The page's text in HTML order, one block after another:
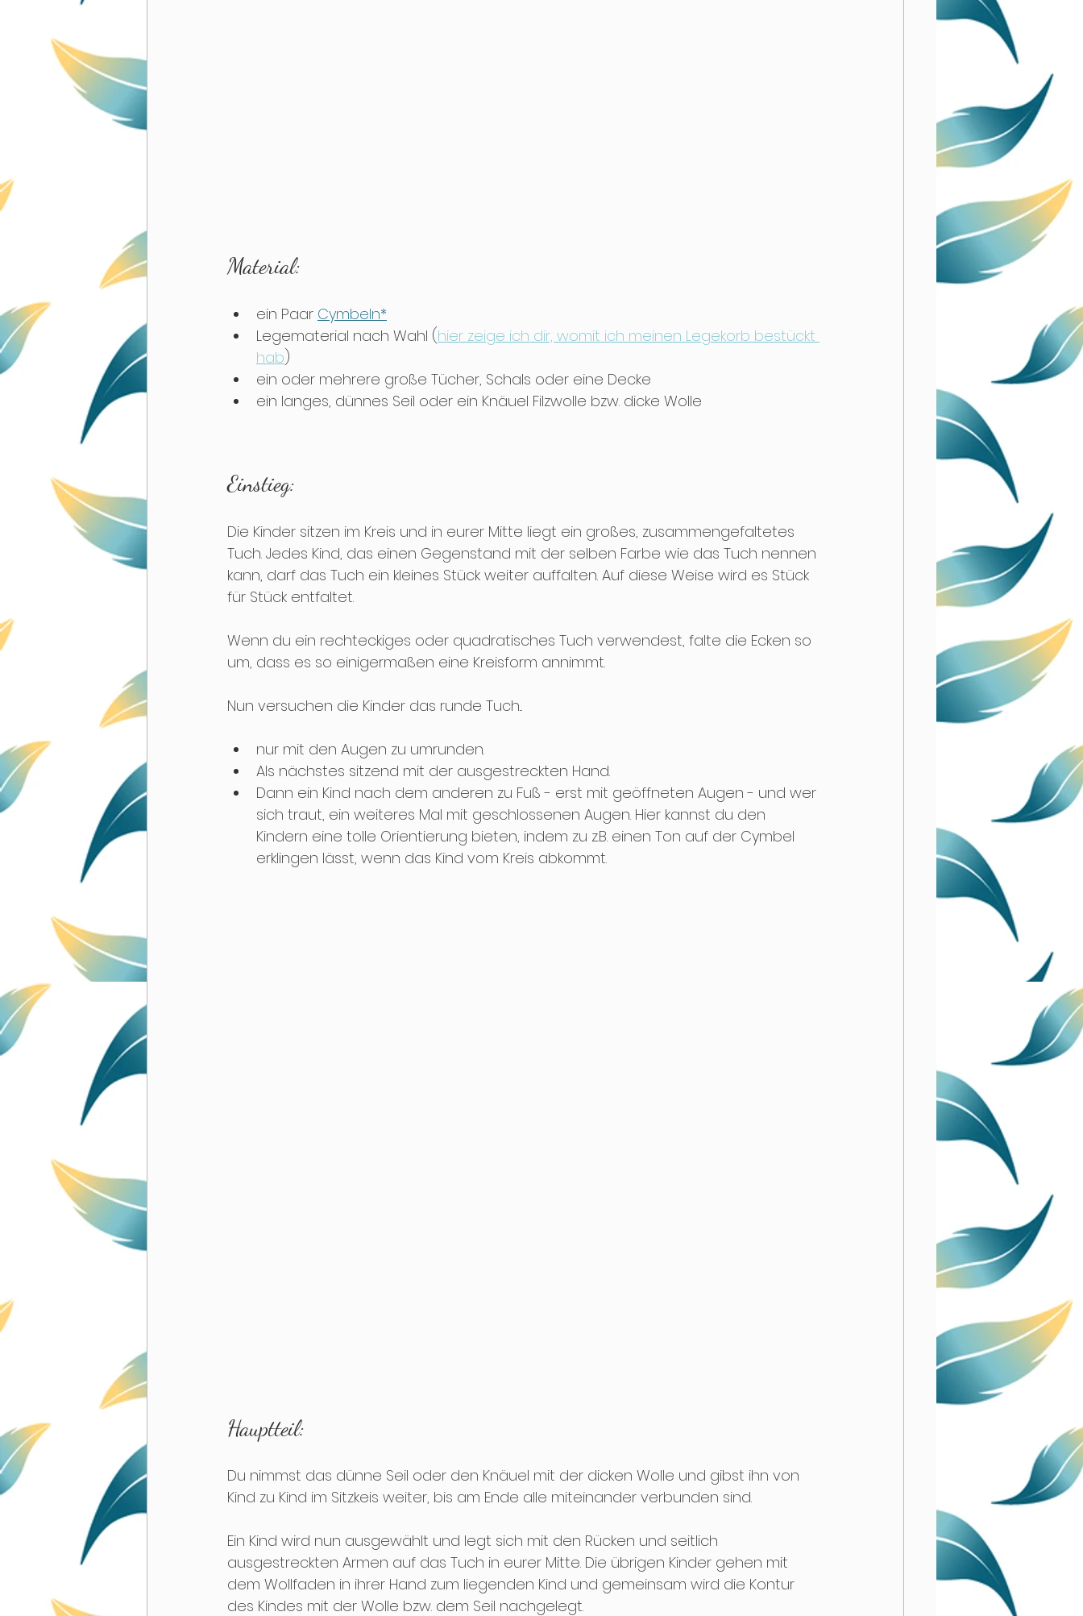
Material:
ein Paar Cymbeln*
Legematerial nach Wahl (hier zeige ich dir, womit ich meinen Legekorb bestückt
hab)
ein oder mehrere große Tücher, Schals oder eine Decke
ein langes, dünnes Seil oder ein Knäuel Filzwolle bzw. dicke Wolle
Einstieg:
Die Kinder sitzen im Kreis und in eurer Mitte liegt ein großes, zusammengefaltetes
Tuch. Jedes Kind, das einen Gegenstand mit der selben Farbe wie das Tuch nennen
kann, darf das Tuch ein kleines Stück weiter auffalten. Auf diese Weise wird es Stück
für Stück entfaltet.
Wenn du ein rechteckiges oder quadratisches Tuch verwendest, falte die Ecken so
um, dass es so einigermaßen eine Kreisform annimmt.
Nun versuchen die Kinder das runde Tuch...
nur mit den Augen zu umrunden.
Als nächstes sitzend mit der ausgestreckten Hand.
Dann ein Kind nach dem anderen zu Fuß - erst mit geöffneten Augen - und wer
sich traut, ein weiteres Mal mit geschlossenen Augen. Hier kannst du den
Kindern eine tolle Orientierung bieten, indem zu z.B. einen Ton auf der Cymbel
erklingen lässt, wenn das Kind vom Kreis abkommt.
Hauptteil:
Du nimmst das dünne Seil oder den Knäuel mit der dicken Wolle und gibst ihn von
Kind zu Kind im Sitzkeis weiter, bis am Ende alle miteinander verbunden sind.
Ein Kind wird nun ausgewählt und legt sich mit den Rücken und seitlich
ausgestreckten Armen auf das Tuch in eurer Mitte. Die übrigen Kinder gehen mit
dem Wollfaden in ihrer Hand zum liegenden Kind und gemeinsam wird die Kontur
des Kindes mit der Wolle bzw. dem Seil nachgelegt.